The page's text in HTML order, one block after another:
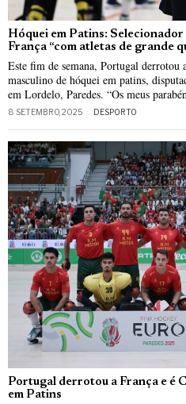
Hóquei em Patins:
França “com atletas de grande
Este fim de semana, Portugal
masculino de hóquei em patins,
em Lordelo, Paredes. “Os meus
8 SETEMBRO, 2025 DESPORTO
Portugal derrotou a França e é
em Patins